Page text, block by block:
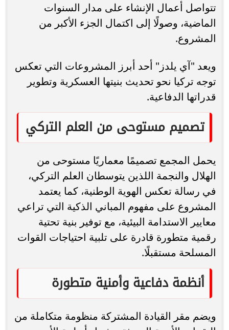
تتواصل أعمال الإنشاء على مدار السنوات
الماضية، وصولًا إلى اكتمال الجزء الأكبر من
المشروع.
ويعد "آي يلدز" أحد أبرز المشروعات التي تعكس
توجه تركيا نحو تحديث بنيتها العسكرية وتطوير
قدراتها الدفاعية.
تصميم مستوحى من العلم التركي
يحمل المجمع تصميمًا معماريًا مستوحى من
الهلال والنجمة اللذين يتوسطان العلم التركي،
في رسالة تعكس الهوية الوطنية، كما يعتمد
المشروع على مفهوم المباني الذكية التي تراعي
معايير الاستدامة البيئية، مع توفير بنية تحتية
رقمية متطورة قادرة على تلبية احتياجات القوات
المسلحة مستقبلًا.
أنظمة دفاعية وأمنية متطورة
ويضم مقر القيادة المشتركة منظومة متكاملة من